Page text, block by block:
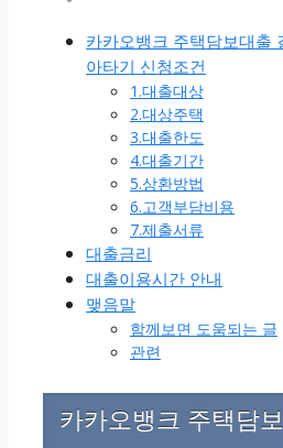
카카오뱅크 주택담보대출
아타기 신청조건
1.대출대상
2.대상주택
3.대출한도
4.대출기간
5.상환방법
6.고객부담비용
7.제출서류
대출금리
대출이용시간 안내
맺음말
함께보면 도움되는 글
관련
카카오뱅크 주택담보